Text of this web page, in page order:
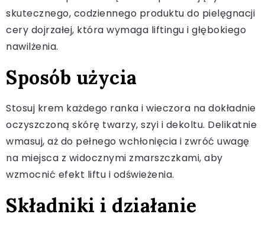
skutecznego, codziennego produktu do pielęgnacji
cery dojrzałej, która wymaga liftingu i głębokiego
nawilżenia.
Sposób użycia
Stosuj krem każdego ranka i wieczora na dokładnie
oczyszczoną skórę twarzy, szyi i dekoltu. Delikatnie
wmasuj, aż do pełnego wchłonięcia i zwróć uwagę
na miejsca z widocznymi zmarszczkami, aby
wzmocnić efekt liftu i odświeżenia.
Składniki i działanie